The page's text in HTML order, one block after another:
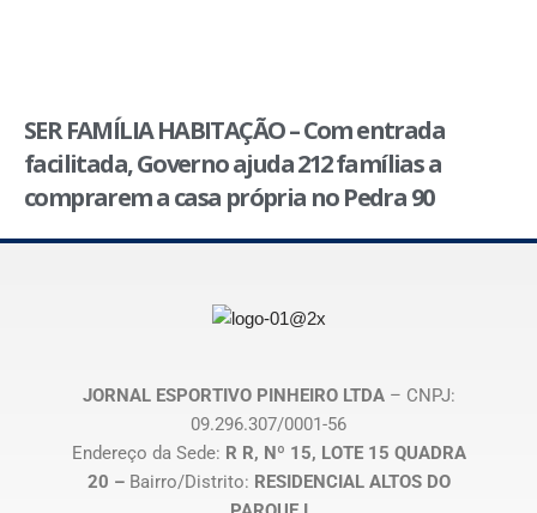
SER FAMÍLIA HABITAÇÃO – Com entrada
facilitada, Governo ajuda 212 famílias a
comprarem a casa própria no Pedra 90
JORNAL ESPORTIVO PINHEIRO LTDA– CNPJ:
09.296.307/0001-56
Endereço da Sede: R R, Nº 15, LOTE 15 QUADRA
20 – Bairro/Distrito: RESIDENCIAL ALTOS DO